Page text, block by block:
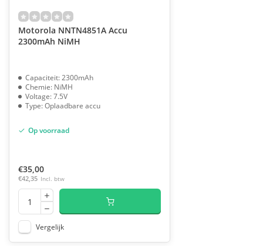
Motorola NNTN4851A Accu
2300mAh NiMH
Capaciteit: 2300mAh
Chemie: NiMH
Voltage: 7.5V
Type: Oplaadbare accu
Op voorraad
€35,00
€42,35 Incl. btw
Vergelijk